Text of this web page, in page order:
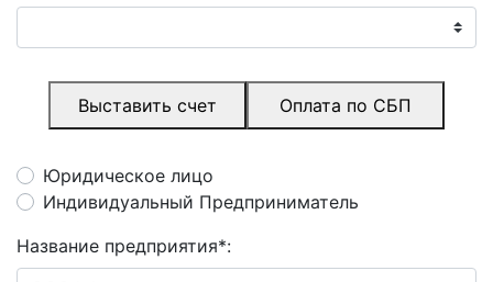
Выставить счет Оплата по СБП
Юридическое лицо
Индивидуальный Предприниматель
Название предприятия*: